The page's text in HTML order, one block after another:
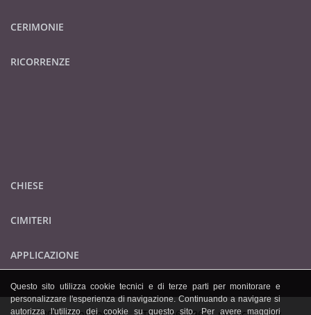
CERIMONIE
RICORRENZE
CHIESE
CIMITERI
APPLICAZIONE
Questo sito utilizza cookie tecnici e di terze parti per monitorare e
personalizzare l'esperienza di navigazione. Continuando a navigare si
autorizza l'utilizzo dei cookie su questo sito. Per avere maggiori